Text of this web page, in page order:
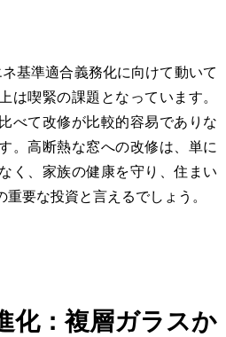
基準適合義務化に向けて動いて
は喫緊の課題となっています。
べて改修が比較的容易でありな
。高断熱な窓への改修は、単に
く、家族の健康を守り、住まい
要な投資と言えるでしょう。
化：複層ガラスか